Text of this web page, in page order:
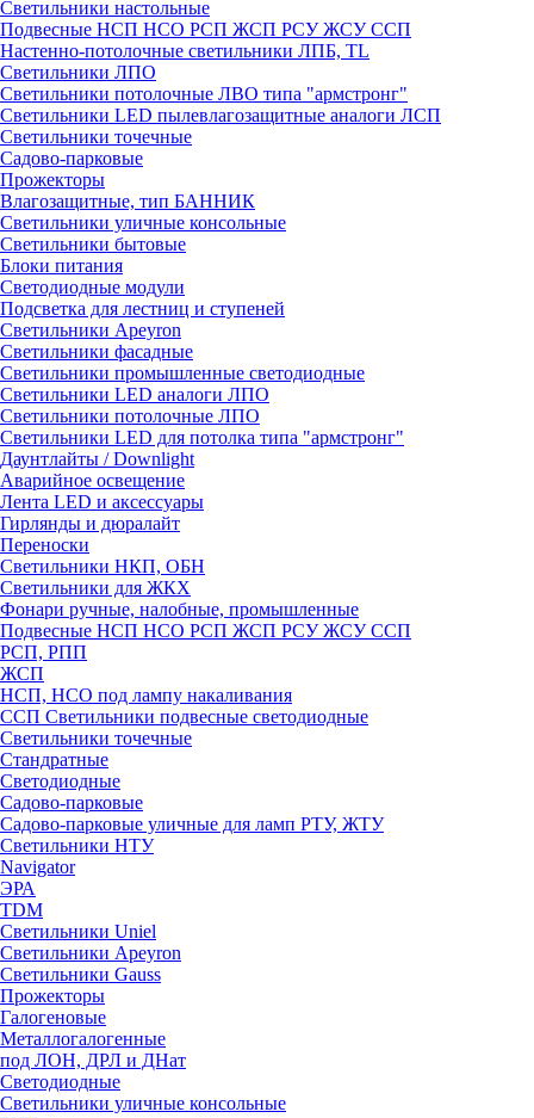
Светильники настольные
Подвесные НСП НСО РСП ЖСП РСУ ЖСУ ССП
Настенно-потолочные светильники ЛПБ, TL
Светильники ЛПО
Светильники потолочные ЛВО типа "армстронг"
Светильники LED пылевлагозащитные аналоги ЛСП
Светильники точечные
Садово-парковые
Прожекторы
Влагозащитные, тип БАННИК
Светильники уличные консольные
Светильники бытовые
Блоки питания
Светодиодные модули
Подсветка для лестниц и ступеней
Светильники Apeyron
Светильники фасадные
Светильники промышленные светодиодные
Светильники LED аналоги ЛПО
Светильники потолочные ЛПО
Светильники LED для потолка типа "армстронг"
Даунтлайты / Downlight
Аварийное освещение
Лента LED и аксессуары
Гирлянды и дюралайт
Переноски
Светильники НКП, ОБН
Светильники для ЖКХ
Фонари ручные, налобные, промышленные
Подвесные НСП НСО РСП ЖСП РСУ ЖСУ ССП
РСП, РПП
ЖСП
НСП, НСО под лампу накаливания
ССП Светильники подвесные светодиодные
Светильники точечные
Стандратные
Светодиодные
Садово-парковые
Садово-парковые уличные для ламп РТУ, ЖТУ
Светильники НТУ
Navigator
ЭРА
TDM
Светильники Uniel
Светильники Apeyron
Светильники Gauss
Прожекторы
Галогеновые
Металлогалогенные
под ЛОН, ДРЛ и ДНат
Светодиодные
Светильники уличные консольные